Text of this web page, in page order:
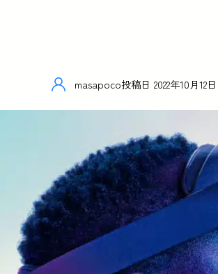
masapoco投稿日 2022年10月12